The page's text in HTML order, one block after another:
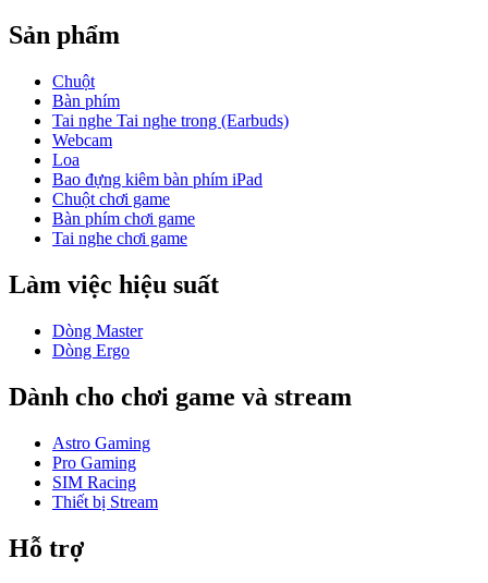
Sản phẩm
Chuột
Bàn phím
Tai nghe Tai nghe trong (Earbuds)
Webcam
Loa
Bao đựng kiêm bàn phím iPad
Chuột chơi game
Bàn phím chơi game
Tai nghe chơi game
Làm việc hiệu suất
Dòng Master
Dòng Ergo
Dành cho chơi game và stream
Astro Gaming
Pro Gaming
SIM Racing
Thiết bị Stream
Hỗ trợ